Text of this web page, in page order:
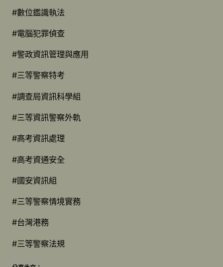
#數位鑑識執法
#電腦犯罪偵查
#警政資訊管理與應用
#三等警察特考
#調查局資訊科學組
#三等資訊警察外軌
#高考資訊處理
#高考資通安全
#國安資訊組
#三等警察情境實務
#台灣港務
#三等警察法規